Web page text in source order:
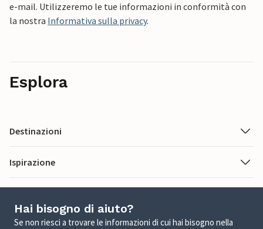
e-mail. Utilizzeremo le tue informazioni in conformità con
la nostra Informativa sulla privacy.
Esplora
Destinazioni
Ispirazione
Hai bisogno di aiuto?
Se non riesci a trovare le informazioni di cui hai bisogno nella